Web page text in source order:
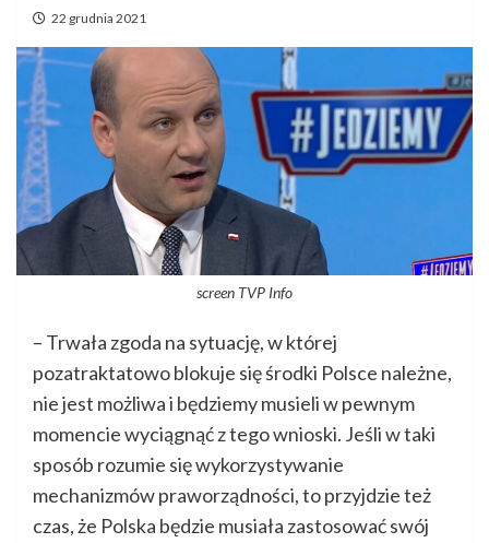
22 grudnia 2021
screen TVP Info
– Trwała zgoda na sytuację, w której
pozatraktatowo blokuje się środki Polsce należne,
nie jest możliwa i będziemy musieli w pewnym
momencie wyciągnąć z tego wnioski. Jeśli w taki
sposób rozumie się wykorzystywanie
mechanizmów praworządności, to przyjdzie też
czas, że Polska będzie musiała zastosować swój